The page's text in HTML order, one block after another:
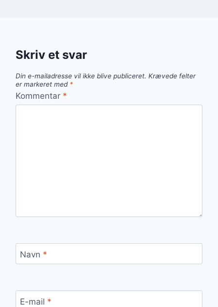
Skriv et svar
Din e-mailadresse vil ikke blive publiceret. Krævede felter
er markeret med *
Kommentar *
Navn *
E-mail *